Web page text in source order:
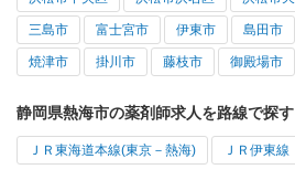
三島市 富士宮市 伊東市 島田市
焼津市 掛川市 藤枝市 御殿場市
静岡県熱海市の薬剤師求人を路線で探す
ＪＲ東海道本線(東京－熱海) ＪＲ伊東線